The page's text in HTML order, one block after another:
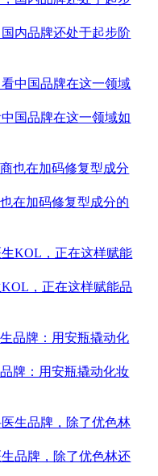
内品牌还处于起步阶
国品牌在这一领域如
在加码修复型成分的
，正在这样赋能品
牌：用安瓶撬动化妆
品牌，除了优色林还